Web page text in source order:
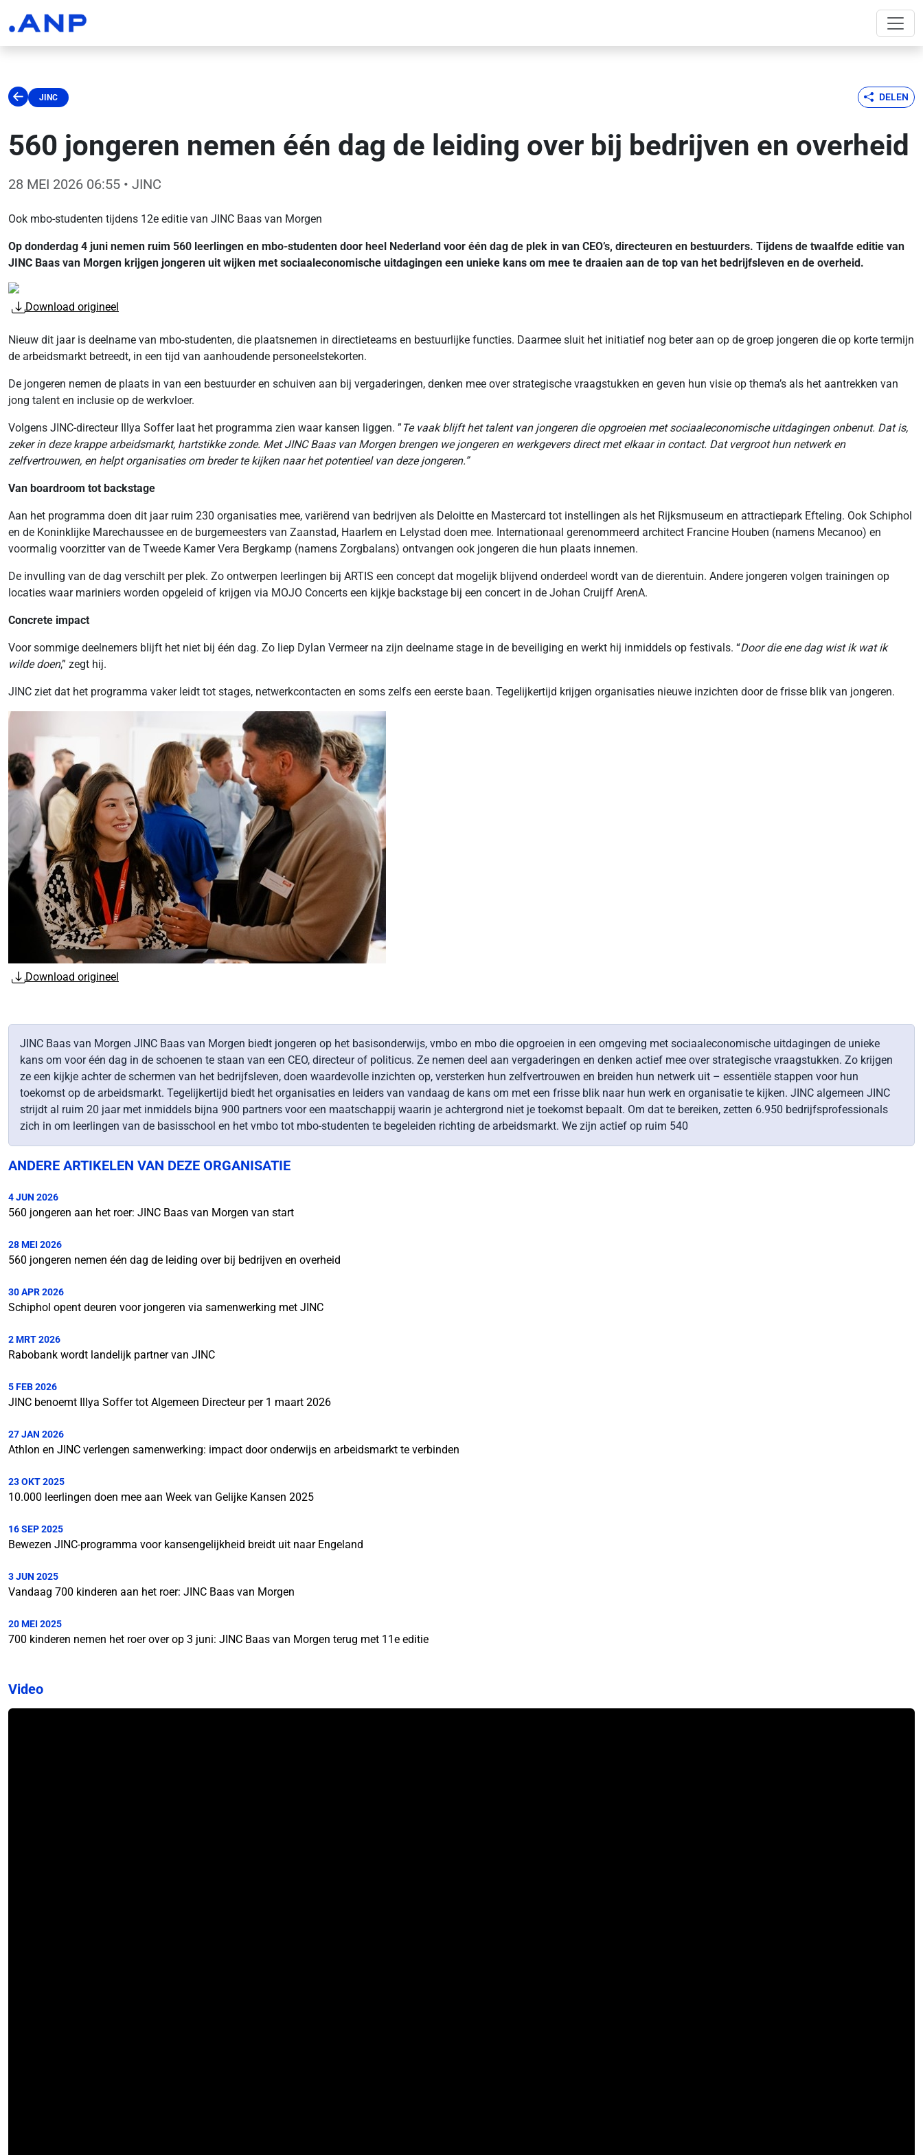
JINC DELEN
560 jongeren nemen één dag de leiding over bij bedrijven en overheid
28 MEI 2026 06:55 • JINC
Ook mbo-studenten tijdens 12e editie van JINC Baas van Morgen
Op donderdag 4 juni nemen ruim 560 leerlingen en mbo-studenten door heel Nederland voor één dag de plek in van CEO’s, directeuren en bestuurders. Tijdens de twaalfde editie van
JINC Baas van Morgen krijgen jongeren uit wijken met sociaaleconomische uitdagingen een unieke kans om mee te draaien aan de top van het bedrijfsleven en de overheid.
Download origineel
Nieuw dit jaar is deelname van mbo-studenten, die plaatsnemen in directieteams en bestuurlijke functies. Daarmee sluit het initiatief nog beter aan op de groep jongeren die op korte termijn
de arbeidsmarkt betreedt, in een tijd van aanhoudende personeelstekorten.
De jongeren nemen de plaats in van een bestuurder en schuiven aan bij vergaderingen, denken mee over strategische vraagstukken en geven hun visie op thema’s als het aantrekken van
jong talent en inclusie op de werkvloer.
Volgens JINC-directeur Illya Soffer laat het programma zien waar kansen liggen. ” Te vaak blijft het talent van jongeren die opgroeien met sociaaleconomische uitdagingen onbenut. Dat is,
zeker in deze krappe arbeidsmarkt, hartstikke zonde. Met JINC Baas van Morgen brengen we jongeren en werkgevers direct met elkaar in contact. Dat vergroot hun netwerk en
zelfvertrouwen, en helpt organisaties om breder te kijken naar het potentieel van deze jongeren.”
Van boardroom tot backstage
Aan het programma doen dit jaar ruim 230 organisaties mee, variërend van bedrijven als Deloitte en Mastercard tot instellingen als het Rijksmuseum en attractiepark Efteling. Ook Schiphol
en de Koninklijke Marechaussee en de burgemeesters van Zaanstad, Haarlem en Lelystad doen mee. Internationaal gerenommeerd architect Francine Houben (namens Mecanoo) en
voormalig voorzitter van de Tweede Kamer Vera Bergkamp (namens Zorgbalans) ontvangen ook jongeren die hun plaats innemen.
De invulling van de dag verschilt per plek. Zo ontwerpen leerlingen bij ARTIS een concept dat mogelijk blijvend onderdeel wordt van de dierentuin. Andere jongeren volgen trainingen op
locaties waar mariniers worden opgeleid of krijgen via MOJO Concerts een kijkje backstage bij een concert in de Johan Cruijff ArenA.
Concrete impact
Voor sommige deelnemers blijft het niet bij één dag. Zo liep Dylan Vermeer na zijn deelname stage in de beveiliging en werkt hij inmiddels op festivals. “Door die ene dag wist ik wat ik
wilde doen,” zegt hij.
JINC ziet dat het programma vaker leidt tot stages, netwerkcontacten en soms zelfs een eerste baan. Tegelijkertijd krijgen organisaties nieuwe inzichten door de frisse blik van jongeren.
Download origineel
JINC Baas van Morgen JINC Baas van Morgen biedt jongeren op het basisonderwijs, vmbo en mbo die opgroeien in een omgeving met sociaaleconomische uitdagingen de unieke
kans om voor één dag in de schoenen te staan van een CEO, directeur of politicus. Ze nemen deel aan vergaderingen en denken actief mee over strategische vraagstukken. Zo krijgen
ze een kijkje achter de schermen van het bedrijfsleven, doen waardevolle inzichten op, versterken hun zelfvertrouwen en breiden hun netwerk uit – essentiële stappen voor hun
toekomst op de arbeidsmarkt. Tegelijkertijd biedt het organisaties en leiders van vandaag de kans om met een frisse blik naar hun werk en organisatie te kijken. JINC algemeen JINC
strijdt al ruim 20 jaar met inmiddels bijna 900 partners voor een maatschappij waarin je achtergrond niet je toekomst bepaalt. Om dat te bereiken, zetten 6.950 bedrijfsprofessionals
zich in om leerlingen van de basisschool en het vmbo tot mbo-studenten te begeleiden richting de arbeidsmarkt. We zijn actief op ruim 540
ANDERE ARTIKELEN VAN DEZE ORGANISATIE
4 JUN 2026
560 jongeren aan het roer: JINC Baas van Morgen van start
28 MEI 2026
560 jongeren nemen één dag de leiding over bij bedrijven en overheid
30 APR 2026
Schiphol opent deuren voor jongeren via samenwerking met JINC
2 MRT 2026
Rabobank wordt landelijk partner van JINC
5 FEB 2026
JINC benoemt Illya Soffer tot Algemeen Directeur per 1 maart 2026
27 JAN 2026
Athlon en JINC verlengen samenwerking: impact door onderwijs en arbeidsmarkt te verbinden
23 OKT 2025
10.000 leerlingen doen mee aan Week van Gelijke Kansen 2025
16 SEP 2025
Bewezen JINC-programma voor kansengelijkheid breidt uit naar Engeland
3 JUN 2025
Vandaag 700 kinderen aan het roer: JINC Baas van Morgen
20 MEI 2025
700 kinderen nemen het roer over op 3 juni: JINC Baas van Morgen terug met 11e editie
Video